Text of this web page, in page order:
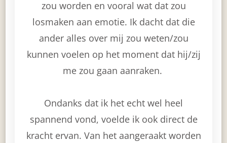
zou worden en vooral wat dat zou
losmaken aan emotie. Ik dacht dat die
ander alles over mij zou weten/zou
kunnen voelen op het moment dat hij/zij
me zou gaan aanraken.
Ondanks dat ik het echt wel heel
spannend vond, voelde ik ook direct de
kracht ervan. Van het aangeraakt worden